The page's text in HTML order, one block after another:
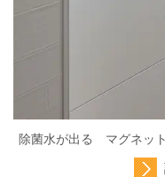
除菌水が出る マグネ